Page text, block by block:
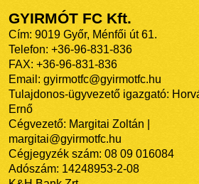
GYIRMÓT FC Kft.
Cím: 9019 Győr, Ménfői út 61.
Telefon: +36-96-831-836
FAX: +36-96-831-836
Email: gyirmotfc@gyirmotfc.hu
Tulajdonos-ügyvezető igazgató:
Ernő
Cégvezető: Margitai Zoltán |
margitai@gyirmotfc.hu
Cégjegyzék szám: 08 09 016084
Adószám: 14248953-2-08